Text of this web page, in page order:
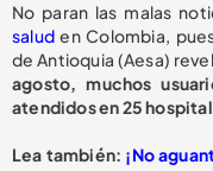
No paran las malas
salud en Colombia,
de Antioquia (Aesa)
agosto, muchos
atendidos en 25
Lea también: ¡No